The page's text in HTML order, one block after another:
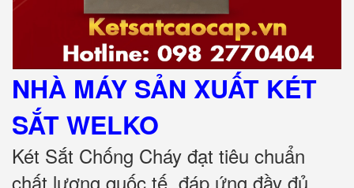
NHÀ MÁY SẢN XUẤT KÉT
SẮTWELKO
Két Sắt Chống Cháy đạt tiêu chuẩn
chất lượng quốc tế, đáp ứng đầy đủ